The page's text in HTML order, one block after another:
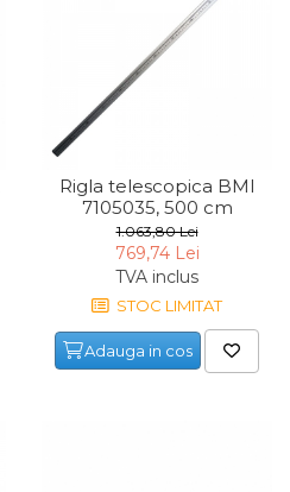
Rigla telescopica BMI
7105035, 500 cm
1.063,80 Lei
769,74 Lei
TVA inclus
STOC LIMITAT
Adauga in cos